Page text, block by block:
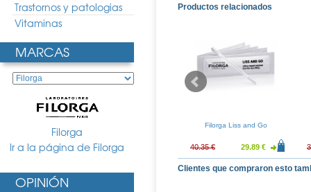
Trastornos y patologias
Vitaminas
MARCAS
Filorga
Ir a la página de Filorga
OPINIÓN
Productos relacionados
48.97 € 68.07 €
Filorga Liss and Go
40.35 € 29.89 €
Clientes que compraron esto